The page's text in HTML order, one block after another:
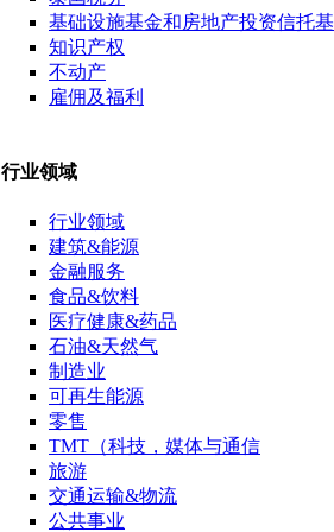
基础设施基金和房地产投资信托
知识产权
不动产
雇佣及福利
行业领域
行业领域
建筑&能源
金融服务
食品&饮料
医疗健康&药品
石油&天然气
制造业
可再生能源
零售
TMT（科技，媒体与通信
旅游
交通运输&物流
公共事业